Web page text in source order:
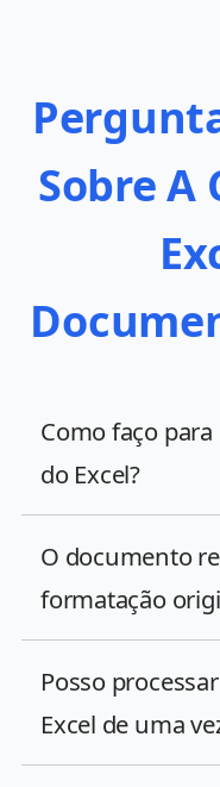
Sobre A
Como faço
do Excel?
O documento
formatação
Posso
Excel de uma